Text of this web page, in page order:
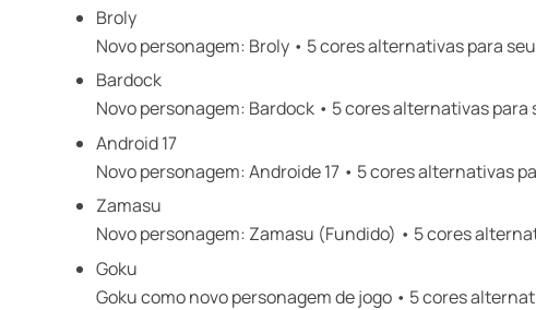
Broly
Novo personagem: Broly • 5 cores alternativas para
Bardock
Novo personagem: Bardock • 5 cores alternativas para
Android 17
Novo personagem: Androide 17 • 5 cores alternativas
Zamasu
Novo personagem: Zamasu (Fundido) • 5 cores
Goku
Goku como novo personagem de jogo • 5 cores